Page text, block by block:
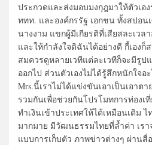
ประกวดและส่งมอบมงกุฎมาให้ตัวเ
ททท. และองค์กรรัฐ เอกชน ทั้งสปอน
นางงาม แขกผู้มีเกียรติที่เสียสละเว
และให้กำลังใจดิฉันได้อย่างดี กี้เองก็
สมควรดูหลายเวทีแต่ละเวทีก็จะมีรู
ออกไป ส่วนตัวเองไม่ได้รู้สึกหนักใจอ
Mrs.นี้เราไม่ได้แข่งขันเอาเป็นเอาต
รวมกันเพื่อช่วยกันโปรโมทการท่องเ
ทำเงินเข้าประเทศให้ได้เหมือนเดิม ไ
มากมาย มีวัฒนธรรมไทยที่ล้ำค่า เร
แบบการเก็บตัว ภาพข่าวต่างๆ ผ่าน